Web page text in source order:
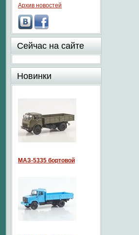
Архив новостей
Сейчас на сайте
Новинки
МАЗ-5335 бортовой